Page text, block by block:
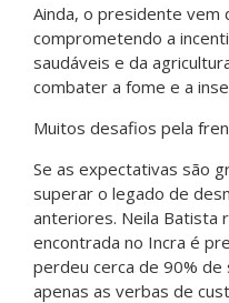
Ainda, o presidente vem
comprometendo a
saudáveis e da
combater a fome e a
Muitos desafios pela
Se as expectativas são
superar o legado de
anteriores. Neila Batista
encontrada no Incra é
perdeu cerca de 90%
apenas as verbas de